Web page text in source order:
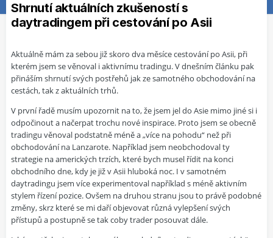
Shrnutí aktuálních zkušeností s
daytradingem při cestování po Asii
Aktuálně mám za sebou již skoro dva měsíce cestování po Asii, při
kterém jsem se věnoval i aktivnímu tradingu. V dnešním článku pak
přináším shrnutí svých postřehů jak ze samotného obchodování na
cestách, tak z aktuálních trhů.
V první řadě musím upozornit na to, že jsem jel do Asie mimo jiné si i
odpočinout a načerpat trochu nové inspirace. Proto jsem se obecně
tradingu věnoval podstatně méně a „více na pohodu“ než při
obchodování na Lanzarote. Například jsem neobchodoval ty
strategie na amerických trzích, které bych musel řídit na konci
obchodního dne, kdy je již v Asii hluboká noc. I v samotném
daytradingu jsem více experimentoval například s méně aktivním
stylem řízení pozice. Ovšem na druhou stranu jsou to právě podobné
změny, skrz které se mi daří objevovat různá vylepšení svých
přístupů a postupně se tak coby trader posouvat dále.